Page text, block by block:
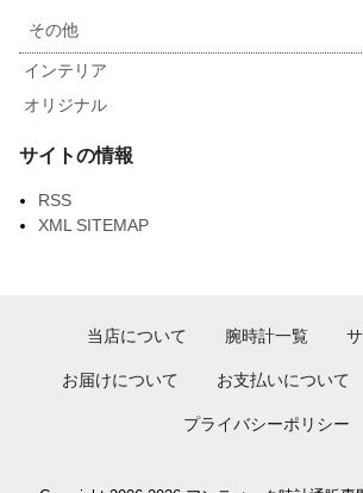
その他
インテリア
オリジナル
サイトの情報
RSS
XML SITEMAP
当店について 腕時計一覧
お届けについて お支払いについて
プライバシーポリシー